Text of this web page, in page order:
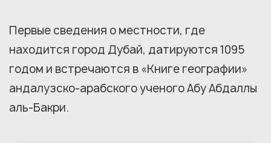
Первые сведения о местности, где
находится город Дубай, датируются 1095
годом и встречаются в «Книге географии»
андалузско-арабского ученого Абу Абдаллы
аль-Бакри.